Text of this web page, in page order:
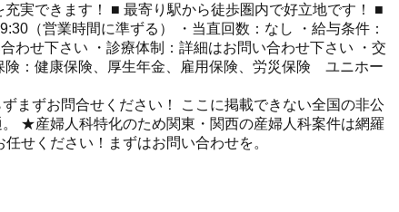
できます！ ■ 最寄り駅から徒歩圏内で好立地です！ ■
（営業時間に準ずる） ・当直回数：なし ・給与条件：
わせ下さい ・診療体制：詳細はお問い合わせ下さい ・交
険：健康保険、厚生年金、雇用保険、労災保険 ユニホー
合せください！ ここに掲載できない全国の非公
★産婦人科特化のため関東・関西の産婦人科案件は網羅
せください！まずはお問い合わせを。